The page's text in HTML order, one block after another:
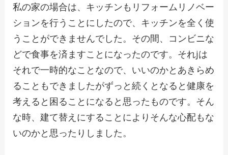
私の家の場合は、キッチンもリフォームリノベー
ションを行うことにしたので、キッチンを全く使
うことができませんでした。その間、コンビニな
どで食事を済ますことになったのです。それjは
それで一時的なことなので、いいのかとあきらめ
ることもできましたがずっと続くとなると健康を
考えると困ることになると思ったものです。そん
な時、建て替えにすることによりそんな心配もな
いのかと思ったりしました。